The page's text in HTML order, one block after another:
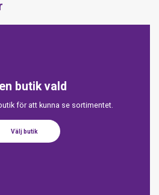
butik vald
för att kunna se sortimentet.
Välj butik